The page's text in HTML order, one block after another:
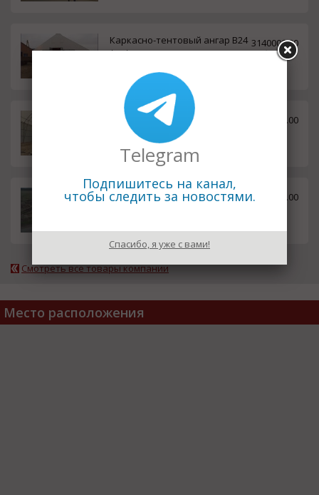
Каркасно-тентовый ангар В24
*60*4м.
3140000.00
руб.
Каркасно-тентовый ангар В20
*100*4м.
4140000.00
Каркасно-тентовый ангар В20
*40*4м.
1900000.00
Смотреть все товары компании
Место расположения
Telegram
Подпишитесь на канал,
чтобы следить за новостями.
Спасибо, я уже с вами!